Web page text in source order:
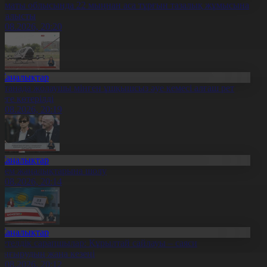
облысында 22 мыңнан аса тұрғын тазалық жұмысына
20:20
жолаушы мінген ұшқышсыз әуе кемесі алғаш рет
көтерілді
20:19
жаңалықтарына шолу
20:14
сарапшылар: Құрылтай сайлауы – саяси
жаңа кезеңі
20:12